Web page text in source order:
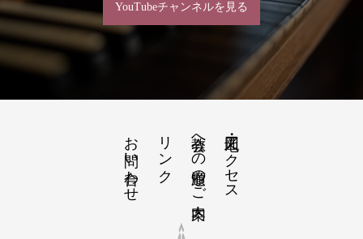
YouTubeチャンネルを見る
地図・アクセス
教会への道順のご案内
リンク
お問い合わせ